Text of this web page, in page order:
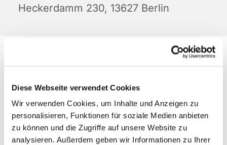
Diese Webseite verwendet Cookies
Wir verwenden Cookies, um Inhalte und Anzeigen zu
personalisieren, Funktionen für soziale Medien anbieten
zu können und die Zugriffe auf unsere Website zu
analysieren. Außerdem geben wir Informationen zu Ihrer
Heckerdamm 230, 13627 Berlin